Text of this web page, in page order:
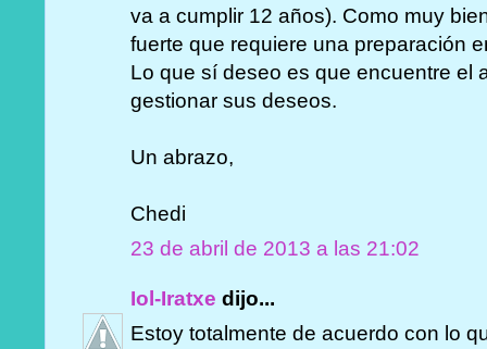
va a cumplir 12 años). Como muy
fuerte que requiere una preparación
Lo que sí deseo es que encuentre el
gestionar sus deseos.
Un abrazo,
Chedi
23 de abril de 2013 a las 21:02
Iol-Iratxe dijo...
Estoy totalmente de acuerdo con lo